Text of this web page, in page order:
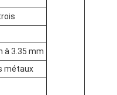
à 3.35 mm
métaux